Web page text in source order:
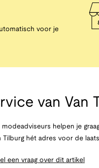
voor je
van Van
modeadviseurs helpen je
Tilburg hét adres voor de
een vraag over dit artikel